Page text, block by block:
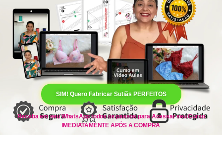
SIM! Quero Fabricar Sutiãs PERFEITOS
Receba em seu WhatsApp todos os passos para Acessar seu Curso
IMEDIATAMENTE APÓS A COMPRA